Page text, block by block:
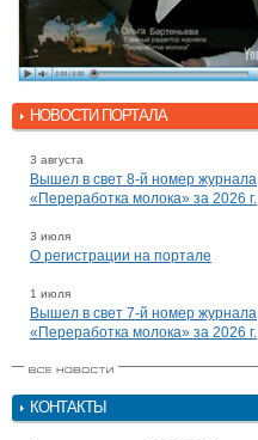
НОВОСТИ ПОРТАЛА
3 августа
Вышел в свет 8-й номер журнала
«Переработка молока» за 2026 г.
3 июля
О регистрации на портале
1 июля
Вышел в свет 7-й номер журнала
«Переработка молока» за 2026 г.
КОНТАКТЫ